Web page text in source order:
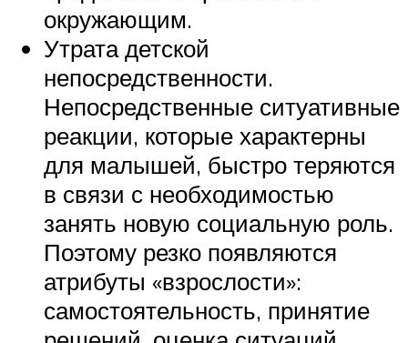
окружающим.
Утрата детской
непосредственности.
Непосредственные ситуативные
реакции, которые характерны
для малышей, быстро теряются
в связи с необходимостью
занять новую социальную роль.
Поэтому резко появляются
атрибуты «взрослости»:
самостоятельность, принятие